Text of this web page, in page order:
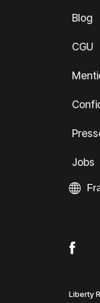
Blog
CGU
Jobs
Liberty